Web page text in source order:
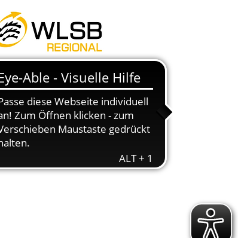
Anmelden
Geschäftsstelle NEWS